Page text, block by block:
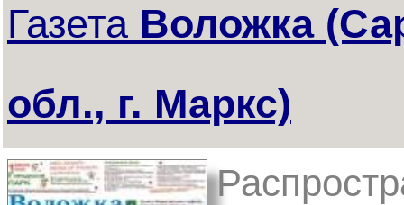
Газета Воложка
обл., г. Маркс)